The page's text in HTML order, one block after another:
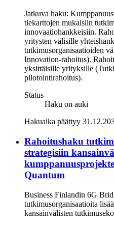
Jatkuva haku:
tiekarttojen mukaisiin
innovaatiohankkeisiin.
yritysten välisille
tutkimusorganisaatioiden
Innovation-rahoitus).
yksittäisille yrityksille
pilotointirahoitus).
Status
Haku on auki
Hakuaika päättyy
Rahoitushaku
strategisiin
Quantum
Business Finlandin 6G
tutkimusorganisaatioita
kansainvälisten